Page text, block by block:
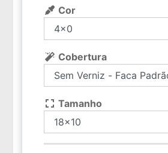
Cor
Cobertura
Tamanho